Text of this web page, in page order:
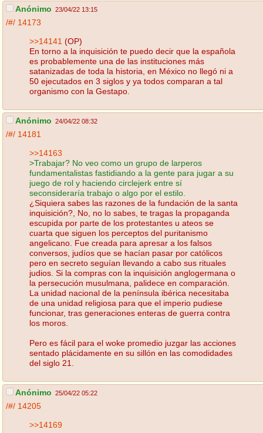
Anónimo 23/04/22 13:15
/#/ 14173
>>14141 (OP)
En torno a la inquisición te puedo decir que la española
es probablemente una de las instituciones más
satanizadas de toda la historia, en México no llegó ni a
50 ejecutados en 3 siglos y ya todos comparan a tal
organismo con la Gestapo.
Anónimo 24/04/22 08:32
/#/ 14181
>>14163
>Trabajar? No veo como un grupo de larperos
fundamentalistas fastidiando a la gente para jugar a su
juego de rol y haciendo circlejerk entre sí
seconsideraría trabajo o algo por el estilo.
¿Siquiera sabes las razones de la fundación de la santa
inquisición?, No, no lo sabes, te tragas la propaganda
escupida por parte de los protestantes u ateos se
cuarta que siguen los perceptos del puritanismo
angelicano. Fue creada para apresar a los falsos
conversos, judíos que se hacían pasar por católicos
pero en secreto seguían llevando a cabo sus rituales
judios. Si la compras con la inquisición anglogermana o
la persecución musulmana, palidece en comparación.
La unidad nacional de la península ibérica necesitaba
de una unidad religiosa para que el imperio pudiese
funcionar, tras generaciones enteras de guerra contra
los moros.
Pero es fácil para el woke promedio juzgar las acciones
sentado plácidamente en su sillón en las comodidades
del siglo 21.
Anónimo 25/04/22 05:22
/#/ 14205
>>14169